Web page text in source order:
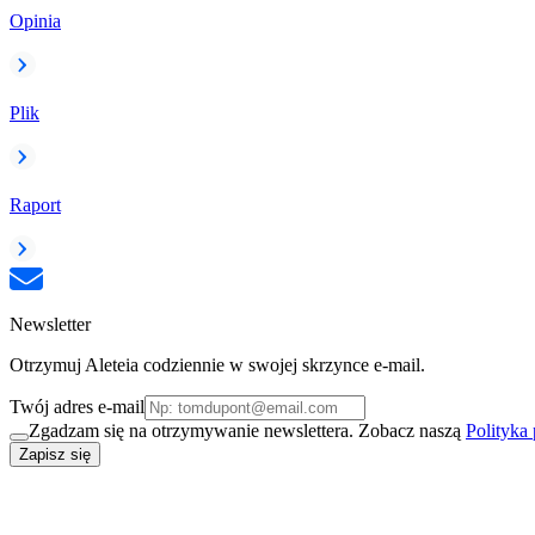
Opinia
Plik
Raport
Newsletter
Otrzymuj Aleteia codziennie w swojej skrzynce e-mail.
Twój adres e-mail
Zgadzam się na otrzymywanie newslettera. Zobacz naszą Polityka
Zapisz się